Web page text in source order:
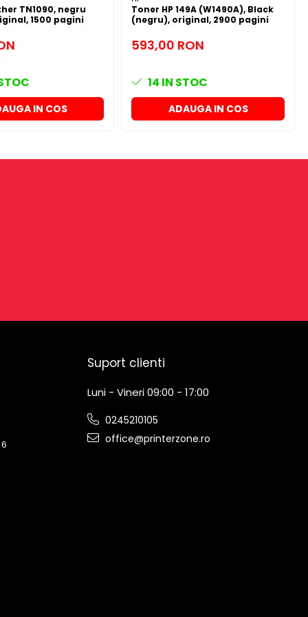
TN1090, negru
1500 pagini
IN COS
Toner HP 149A (W1490A), Black
(negru), original, 2900 pagini
593,00 RON
14 IN STOC
ADAUGA IN COS
Suport clienti
Luni - Vineri 09:00 - 17:00
0245210105
office@printerzone.ro